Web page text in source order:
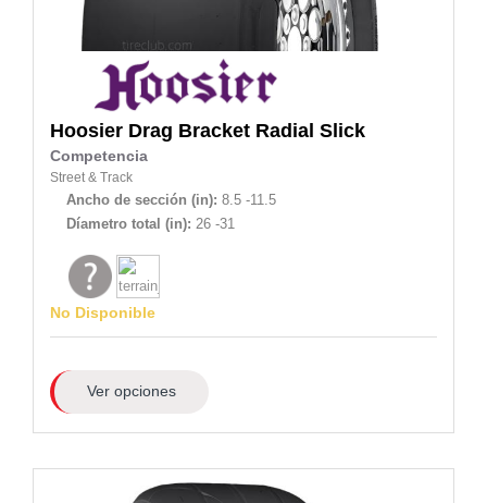
Hoosier Drag Bracket Radial Slick
Competencia
Street & Track
Ancho de sección (in): 8.5 -11.5
Díametro total (in): 26 -31
No Disponible
Ver opciones